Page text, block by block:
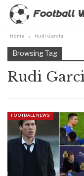
Home Rudi Garcia
Browsing Tag
Rudi
FOOTBALL NEWS